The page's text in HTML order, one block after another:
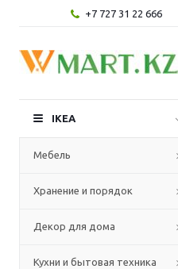
+7 727 31 22 666
IKEA
Мебель
Хранение и порядок
Декор для дома
Кухни и бытовая техника